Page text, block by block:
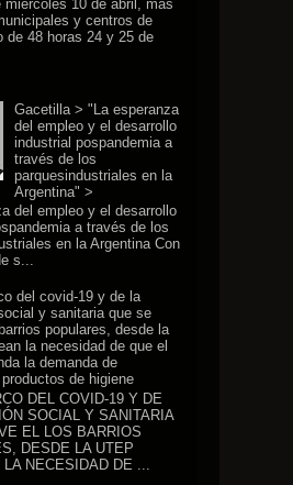
miércoles 10 de abril, más
y centros de
de 48 horas 24 y 25 de
Gacetilla > "La esperanza
del empleo y el desarrollo
industrial pospandemia a
través de los
parquesindustriales en la
Argentina" >
del empleo y el desarrollo
a través de los
en la Argentina Con
s...
del covid-19 y de la
y sanitaria que se
populares, desde la
la necesidad de que el
la demanda de
de higiene
DEL COVID-19 Y DE
SOCIAL Y SANITARIA
EL LOS BARRIOS
DESDE LA UTEP
NECESIDAD DE ...